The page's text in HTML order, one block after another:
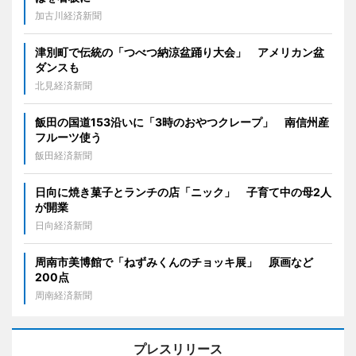
加古川経済新聞
津別町で伝統の「つべつ納涼盆踊り大会」 アメリカン盆
ダンスも
北見経済新聞
飯田の国道153沿いに「3時のおやつクレープ」 南信州産
フルーツ使う
飯田経済新聞
日向に焼き菓子とランチの店「ニック」 子育て中の母2人
が開業
日向経済新聞
周南市美博館で「ねずみくんのチョッキ展」 原画など
200点
周南経済新聞
プレスリリース